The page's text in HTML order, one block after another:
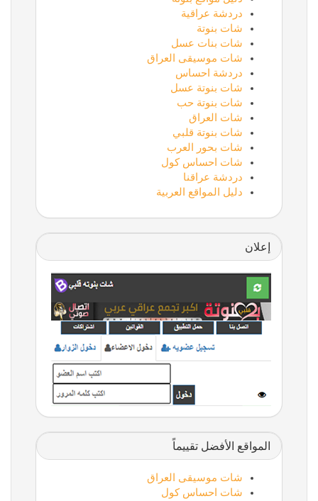
دردشة عراقية
شات بنوتة
شات بنات عسل
شات موسيقى العراق
دردشة احساس
شات بنوتة عسل
شات بنوتة حب
شات العراق
شات بنوتة قلبي
شات بحور العرب
شات احساس كول
دردشة عراقنا
دليل المواقع العربية
إعلان
المواقع الأفضل تقييماً
شات موسيقى العراق
شات احساس كول